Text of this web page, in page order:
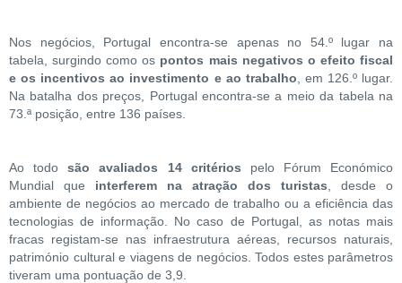
Nos negócios, Portugal encontra-se apenas no 54.º lugar na
tabela, surgindo como os pontos mais negativos o efeito fiscal
e os incentivos ao investimento e ao trabalho , em 126.º lugar.
Na batalha dos preços, Portugal encontra-se a meio da tabela na
73.ª posição, entre 136 países.
Ao todosão avaliados 14 critérios pelo Fórum Económico
Mundial que interferem na atração dos turistas , desde o
ambiente de negócios ao mercado de trabalho ou a eficiência das
tecnologias de informação. No caso de Portugal, as notas mais
fracas registam-se nas infraestrutura aéreas, recursos naturais,
património cultural e viagens de negócios. Todos estes parâmetros
tiveram uma pontuação de 3,9.